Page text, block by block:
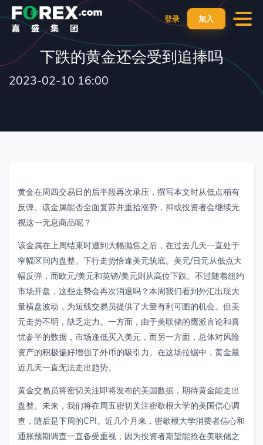
登录 加入
下跌的黄金还会受到追捧吗
2023-02-10 16:00
黄金在周四交易日的后半段再次承压，撰写本文时从低点稍有
反弹。该金属能否全面复苏并重拾涨势，抑或投资者会继续无
视这一无息商品呢？
该金属在上周结束时遭到大幅抛售之后，在过去几天一直处于
窄幅区间内盘整。下行走势恰逢美元筑底。美元/日元从低点大
幅反弹，而欧元/美元和英镑/美元则从高位下跌。不过随着纽约
市场开盘，这些走势会再次消退吗？本周我们看到外汇出现大
量横盘波动，为短线交易员提供了大量有利可图的机会。但美
元走势不明，缺乏定力。一方面，由于美联储的鹰派言论和喜
忧参半的数据，市场逢低买入美元，而另一方面，总体对风险
资产的积极偏好增强了外币的吸引力。在这场拉锯中，黄金最
近几天一直无法走出趋势。
黄金交易员将密切关注即将发布的美国数据，期待黄金能走出
盘整。未来，我们将在周五密切关注密歇根大学的美国信心调
查，随后是下周的CPI。近几个月来，密歇根大学消费者信心和
通胀预期调查一直备受重视，因为投资者期望能抢在美联储之